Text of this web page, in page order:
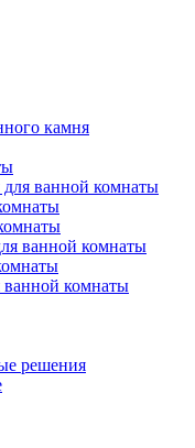
камня
ванной комнаты
ванной комнаты
комнаты
решения